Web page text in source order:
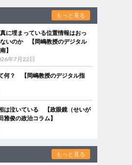
もっと見る
に埋まっている位置情報はおっ
いのか 【岡嶋教授のデジタル
】
年7月22日
何？ 【岡嶋教授のデジタル指
は泣いている 【政眼鏡（せいが
雅俊の政治コラム】
もっと見る